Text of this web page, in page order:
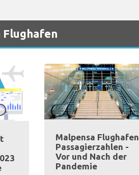
Malpensa Flughafen
Passagierzahlen -
Vor und Nach der
Pandemie